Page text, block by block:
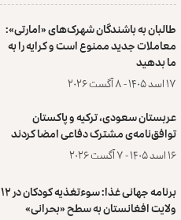
طالبان به باشندگان شهرک‌های «امارتی»:
معاملات جدید ممنوع است و کرایه را به
ما بدهید
۱۷ اسد ۱۴۰۵ - ۸ آگست ۲۰۲۶
عربستان سعودی، ترکیه و پاکستان
توافق‌نامه‌ی مشترک دفاعی امضا کردند
۱۶ اسد ۱۴۰۵ - ۷ آگست ۲۰۲۶
برنامه جهانی غذا: سوءتغذیه کودکان در ۱۲
ولایت افغانستان به سطح «بحرانی»